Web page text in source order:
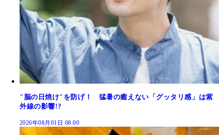
"脳の日焼け"を防げ！ 猛暑の癒えない「グッタリ感」は紫
外線の影響!?
2026年08月01日 08:00